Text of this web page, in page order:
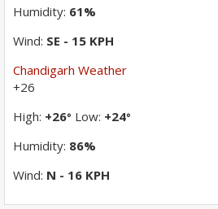
Humidity: 61%
Wind: SE - 15 KPH
Chandigarh Weather
+26
High: +26° Low: +24°
Humidity: 86%
Wind: N - 16 KPH